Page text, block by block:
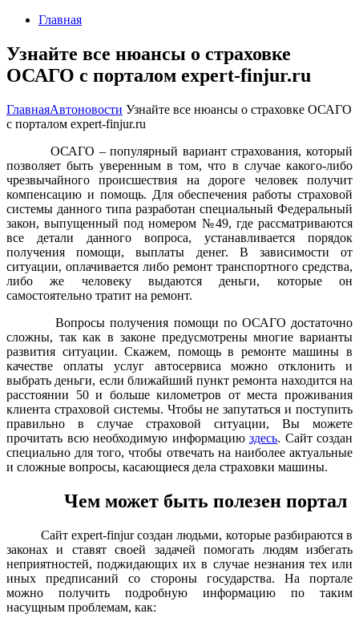
Главная
Узнайте все нюансы о страховке
ОСАГО с порталом expert-finjur.ru
ГлавнаяАвтоновости Узнайте все нюансы о страховке ОСАГО
с порталом expert-finjur.ru
ОСАГО – популярный вариант страхования, который
позволяет быть уверенным в том, что в случае какого-либо
чрезвычайного происшествия на дороге человек получит
компенсацию и помощь. Для обеспечения работы страховой
системы данного типа разработан специальный Федеральный
закон, выпущенный под номером №49, где рассматриваются
все детали данного вопроса, устанавливается порядок
получения помощи, выплаты денег. В зависимости от
ситуации, оплачивается либо ремонт транспортного средства,
либо же человеку выдаются деньги, которые он
самостоятельно тратит на ремонт.
Вопросы получения помощи по ОСАГО достаточно
сложны, так как в законе предусмотрены многие варианты
развития ситуации. Скажем, помощь в ремонте машины в
качестве оплаты услуг автосервиса можно отклонить и
выбрать деньги, если ближайший пункт ремонта находится на
расстоянии 50 и больше километров от места проживания
клиента страховой системы. Чтобы не запутаться и поступить
правильно в случае страховой ситуации, Вы можете
прочитать всю необходимую информацию здесь. Сайт создан
специально для того, чтобы отвечать на наиболее актуальные
и сложные вопросы, касающиеся дела страховки машины.
Чем может быть полезен портал
Сайт expert-finjur создан людьми, которые разбираются в
законах и ставят своей задачей помогать людям избегать
неприятностей, поджидающих их в случае незнания тех или
иных предписаний со стороны государства. На портале
можно получить подробную информацию по таким
насущным проблемам, как: